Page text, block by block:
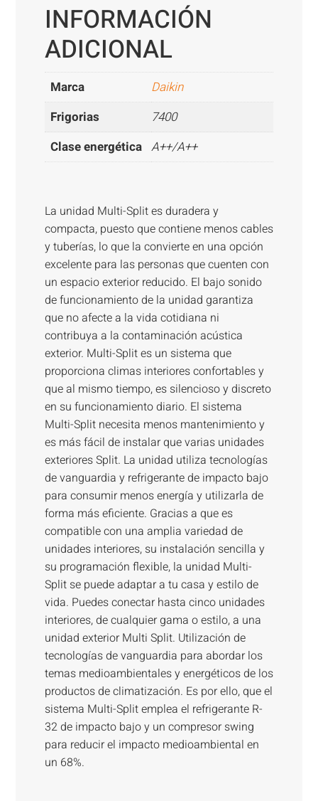
INFORMACIÓN
ADICIONAL
Marca
Daikin
Frigorias
7400
Clase energética A++/A++
La unidad Multi-Split es duradera y
compacta, puesto que contiene menos cables
y tuberías, lo que la convierte en una opción
excelente para las personas que cuenten con
un espacio exterior reducido. El bajo sonido
de funcionamiento de la unidad garantiza
que no afecte a la vida cotidiana ni
contribuya a la contaminación acústica
exterior. Multi-Split es un sistema que
proporciona climas interiores confortables y
que al mismo tiempo, es silencioso y discreto
en su funcionamiento diario. El sistema
Multi-Split necesita menos mantenimiento y
es más fácil de instalar que varias unidades
exteriores Split. La unidad utiliza tecnologías
de vanguardia y refrigerante de impacto bajo
para consumir menos energía y utilizarla de
forma más eficiente. Gracias a que es
compatible con una amplia variedad de
unidades interiores, su instalación sencilla y
su programación flexible, la unidad Multi-
Split se puede adaptar a tu casa y estilo de
vida. Puedes conectar hasta cinco unidades
interiores, de cualquier gama o estilo, a una
unidad exterior Multi Split. Utilización de
tecnologías de vanguardia para abordar los
temas medioambientales y energéticos de los
productos de climatización. Es por ello, que el
sistema Multi-Split emplea el refrigerante R-
32 de impacto bajo y un compresor swing
para reducir el impacto medioambiental en
un 68%.